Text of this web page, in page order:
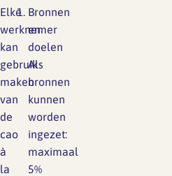
Elke
werknemer
kan
gebruik
maken
van
de
cao
à
la
Bronnen
en
doelen
Als
bronnen
kunnen
worden
ingezet:
maximaal
5%